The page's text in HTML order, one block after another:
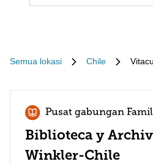
Semua lokasi Chile
Pusat gabungan
Biblioteca y
Winkler-Chile